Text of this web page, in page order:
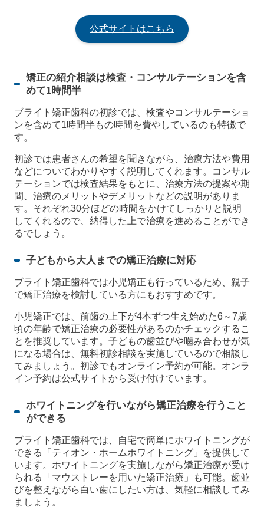
公式サイトはこちら
矯正の紹介相談は検査・コンサルテーションを含
めて1時間半
ブライト矯正歯科の初診では、検査やコンサルテーショ
ンを含めて1時間半もの時間を費やしているのも特徴で
す。
初診では患者さんの希望を聞きながら、治療方法や費用
などについてわかりやすく説明してくれます。コンサル
テーションでは検査結果をもとに、治療方法の提案や期
間、治療のメリットやデメリットなどの説明がありま
す。それぞれ30分ほどの時間をかけてしっかりと説明
してくれるので、納得した上で治療を進めることができ
るでしょう。
子どもから大人までの矯正治療に対応
ブライト矯正歯科では小児矯正も行っているため、親子
で矯正治療を検討している方にもおすすめです。
小児矯正では、前歯の上下が4本ずつ生え始めた6～7歳
頃の年齢で矯正治療の必要性があるのかチェックするこ
とを推奨しています。子どもの歯並びや噛み合わせが気
になる場合は、無料初診相談を実施しているので相談し
てみましょう。初診でもオンライン予約が可能。オンラ
イン予約は公式サイトから受け付けています。
ホワイトニングを行いながら矯正治療を行うこと
ができる
ブライト矯正歯科では、自宅で簡単にホワイトニングが
できる「ティオン・ホームホワイトニング」を提供して
います。ホワイトニングを実施しながら矯正治療が受け
られる「マウストレーを用いた矯正治療」も可能。歯並
びを整えながら白い歯にしたい方は、気軽に相談してみ
ましょう。